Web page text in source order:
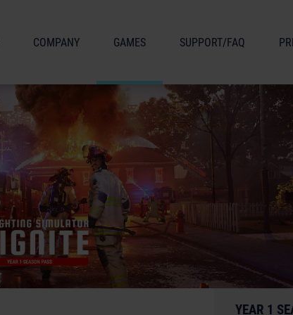
COMPANY GAMES SUPPORT/FAQ
YEAR 1